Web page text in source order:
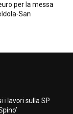
per la messa
San
i lavori sulla SP